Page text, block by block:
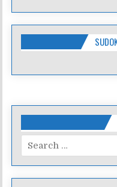
Search
for: